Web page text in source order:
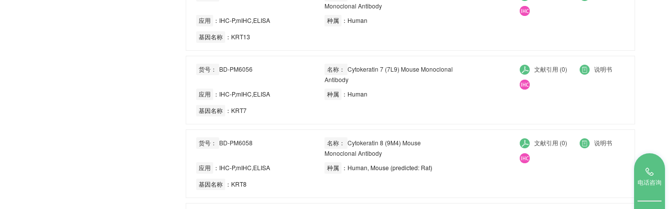
Monoclonal Antibody
应用
：IHC-P,mIHC,ELISA 种属 ：Human
基因名称 ：KRT13
货号： BD-PM6056 名称：
Cytokeratin 7 (7L9) Mouse Monoclonal
Antibody
应用
：IHC-P,mIHC,ELISA 种属 ：Human
基因名称 ：KRT7
文献引用 (0) 说明书
货号： BD-PM6058 名称：
Cytokeratin 8 (9M4) Mouse
Monoclonal Antibody
应用
：IHC-P,mIHC,ELISA 种属 ：Human, Mouse (predicted: Rat)
基因名称 ：KRT8
文献引用 (0) 说明书
电话咨询